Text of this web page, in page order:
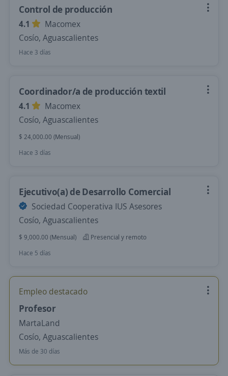
Control de producción
4.1
Macomex
Cosío, Aguascalientes
Hace 3 días
Coordinador/a de producción textil
4.1
Macomex
Cosío, Aguascalientes
$ 24,000.00 (Mensual)
Hace 3 días
Ejecutivo(a) de Desarrollo Comercial
Sociedad Cooperativa IUS Asesores
Cosío, Aguascalientes
$ 9,000.00 (Mensual)
Presencial y remoto
Hace 5 días
Empleo destacado
Profesor
MartaLand
Cosío, Aguascalientes
Más de 30 días